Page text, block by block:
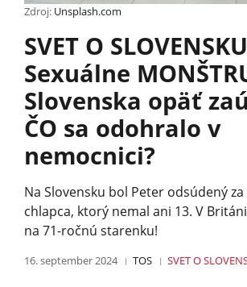
Zdroj: Unsplash.com
SVET O
Sexuálne
Slovenska opäť
ČO sa odohralo v
nemocnici?
Na Slovensku bol Peter odsúdený
chlapca, ktorý nemal ani 13. V
na 71-ročnú starenku!
16. september 2024 TOS SVET O